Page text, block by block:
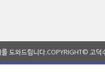
도와드립니다.COPYRIGHT© 고덕